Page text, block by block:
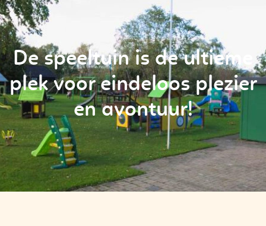
De speeltuin is de ultieme
plek voor eindeloos plezier
en avontuur!